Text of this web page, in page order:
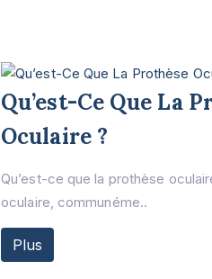
Qu’est-Ce Que La
Oculaire ?
Qu’est-ce que la prothèse
oculaire, communéme..
Plus